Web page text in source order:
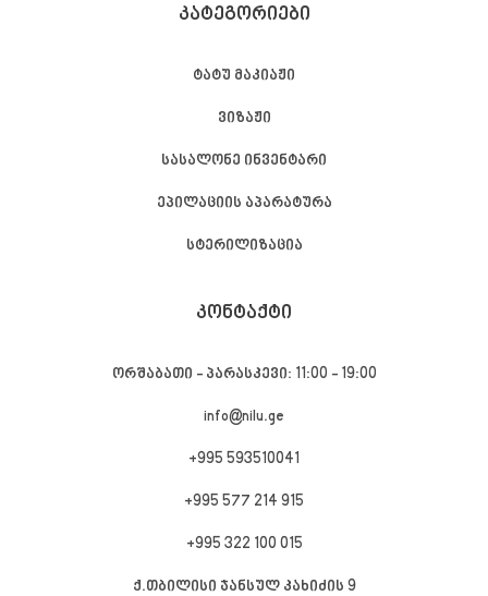
ᲙᲐᲢᲔᲒᲝᲠᲘᲔᲑᲘ
ტატუ მაკიაჟი
ვიზაჟი
სასალონე ინვენტარი
ეპილაციის აპარატურა
სტერილიზაცია
ᲙᲝᲜᲢᲐᲥᲢᲘ
ორშაბათი - პარასკევი: 11:00 - 19:00
info@nilu.ge
+995 593510041
+995 577 214 915
+995 322 100 015
ქ.თბილისი ჯანსულ კახიძის 9